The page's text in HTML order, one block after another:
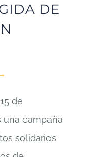
DE
de
campaña
solidarios